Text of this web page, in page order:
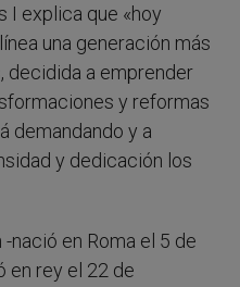
I explica que «hoy
una generación más
decidida a emprender
y reformas
demandando y a
y dedicación los
nació en Roma el 5 de
en rey el 22 de